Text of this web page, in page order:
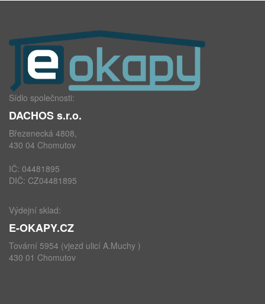
Sídlo společnosti:
DACHOS s.r.o.
Březenecká 4808,
430 04 Chomutov
IČ: 04481895
DIČ: CZ04481895
Výdejní sklad:
E-OKAPY.CZ
Tovární 5954 (vjezd ulicí A.Muchy )
430 01 Chomutov